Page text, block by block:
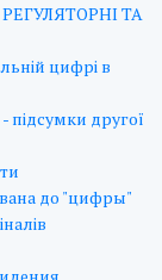
ТА
цифрі в
підсумки другої
до "цифры"